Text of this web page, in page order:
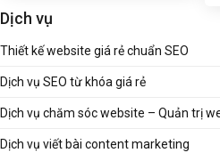
Dịch vụ
Thiết kế website giá rẻ chuẩn SEO
Dịch vụ SEO từ khóa giá rẻ
Dịch vụ chăm sóc website – Quản trị
Dịch vụ viết bài content marketing